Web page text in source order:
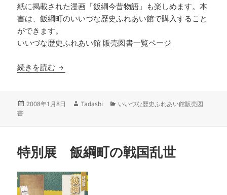
紙に掲載された漫画「飯綱今昔物語」も楽しめます。本
書は、飯綱町のいいづな歴史ふれあい館で購入すること
ができます。
いいづな歴史ふれあい館 販売図書一覧ページ
続きを読む 特別展 飯綱信仰 －羽ばたく飯綱三郎天狗－
投
2008年1月8日
作
Tadashi
カ
いいづな歴史ふれあい館販売図
書
特別展 飯綱町の戦国乱世